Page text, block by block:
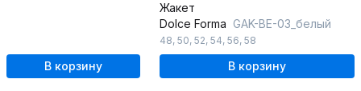
В корзину
Жакет
Dolce Forma GAK-BE-03_белый
48, 50, 52, 54, 56, 58
В корзину